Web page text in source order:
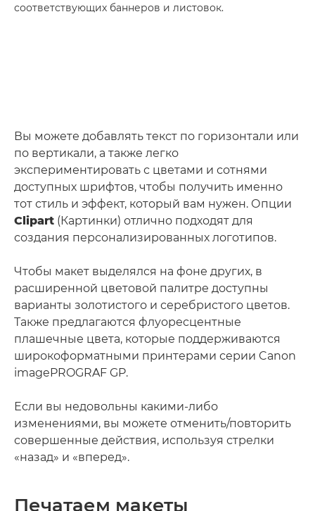
соответствующих баннеров и листовок.
Вы можете добавлять текст по горизонтали или
по вертикали, а также легко
экспериментировать с цветами и сотнями
доступных шрифтов, чтобы получить именно
тот стиль и эффект, который вам нужен. Опции
Clipart (Картинки) отлично подходят для
создания персонализированных логотипов.
Чтобы макет выделялся на фоне других, в
расширенной цветовой палитре доступны
варианты золотистого и серебристого цветов.
Также предлагаются флуоресцентные
плашечные цвета, которые поддерживаются
широкоформатными принтерами серии Canon
imagePROGRAF GP.
Если вы недовольны какими-либо
изменениями, вы можете отменить/повторить
совершенные действия, используя стрелки
«назад» и «вперед».
Печатаем макеты